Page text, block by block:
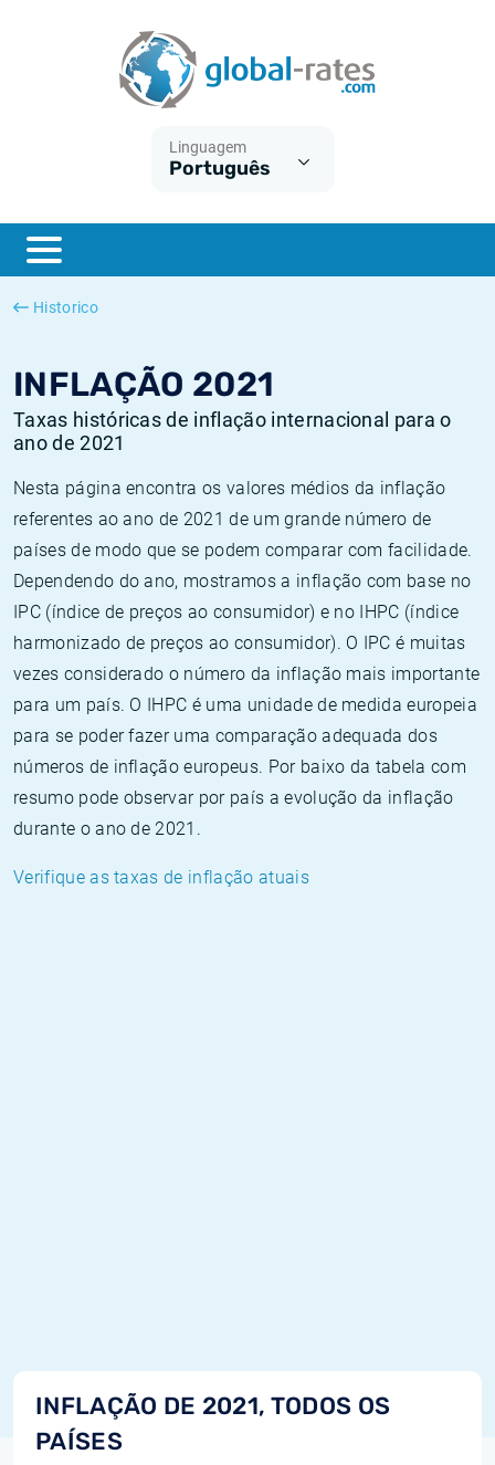
Linguagem
Português
Historico
INFLAÇÃO 2021
Taxas históricas de inflação internacional para o
ano de 2021
Nesta página encontra os valores médios da inflação
referentes ao ano de 2021 de um grande número de
países de modo que se podem comparar com facilidade.
Dependendo do ano, mostramos a inflação com base no
IPC (índice de preços ao consumidor) e no IHPC (índice
harmonizado de preços ao consumidor). O IPC é muitas
vezes considerado o número da inflação mais importante
para um país. O IHPC é uma unidade de medida europeia
para se poder fazer uma comparação adequada dos
números de inflação europeus. Por baixo da tabela com
resumo pode observar por país a evolução da inflação
durante o ano de 2021.
Verifique as taxas de inflação atuais
INFLAÇÃO DE 2021, TODOS OS
PAÍSES
ESTER
SONIA
O que é a inflação do IPC?
O que é a inflação do IHPC?
Inflação Estados Unidos
Inflação Europa
Taxas Euribor históricas
Taxas ESTER históricas
Taxas SONIA históricas
Taxas TONAR históricas
Calculadora de inflação